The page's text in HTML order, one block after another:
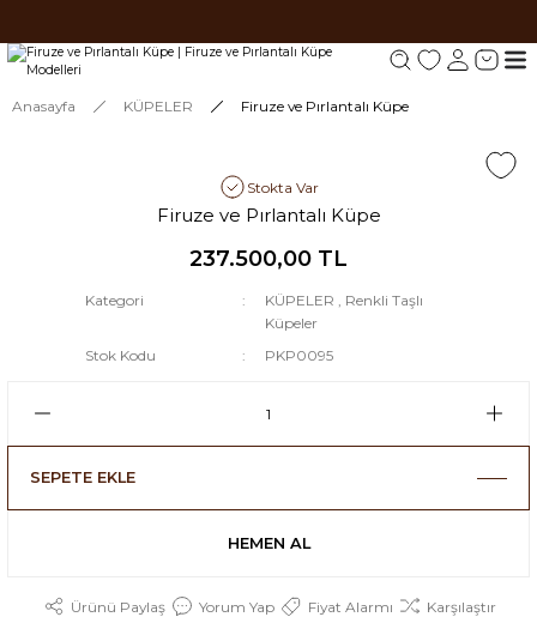
Tüm siparişlerde 1000 TL ve üzeri ücretsiz kargo. #3
Anasayfa KÜPELER Firuze ve Pırlantalı Küpe
Stokta Var
Firuze ve Pırlantalı Küpe
237.500,00 TL
Kategori KÜPELER , Renkli Taşlı
Küpeler
Stok Kodu
PKP0095
SEPETE EKLE
HEMEN AL
Ürünü Paylaş Yorum Yap Fiyat Alarmı
Karşılaştır